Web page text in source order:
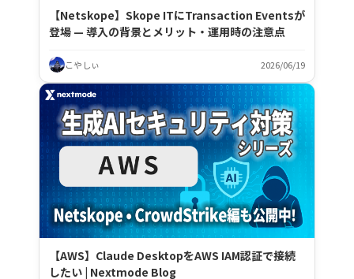
【Netskope】Skope ITにTransaction Eventsが
登場 — 導入の背景とメリット・運用時の注意点
こやしぃ 2026/06/19
【AWS】Claude DesktopをAWS IAM認証で接続
したい | Nextmode Blog